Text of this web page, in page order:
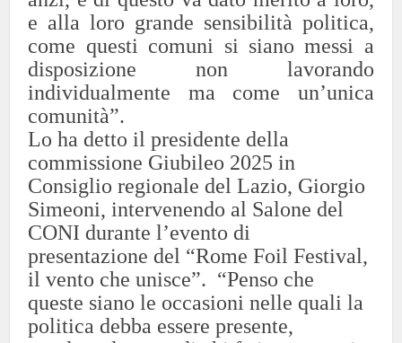
e alla loro grande sensibilità politica,
come questi comuni si siano messi a
disposizione non lavorando
individualmente ma come un’unica
comunità”.
Lo ha detto il presidente della
commissione Giubileo 2025 in
Consiglio regionale del Lazio, Giorgio
Simeoni, intervenendo al Salone del
CONI durante l’evento di
presentazione del “Rome Foil Festival,
il vento che unisce”. “Penso che
queste siano le occasioni nelle quali la
politica debba essere presente,